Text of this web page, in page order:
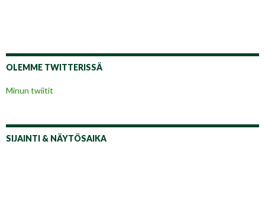
OLEMME TWITTERISSÄ
Minun twiitit
SIJAINTI & NÄYTÖSAIKA